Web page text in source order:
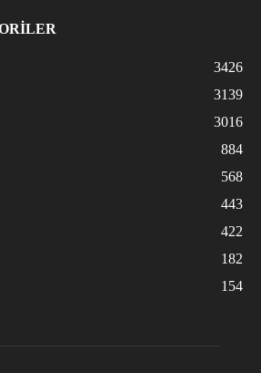
3426
3139
3016
884
568
443
422
182
154